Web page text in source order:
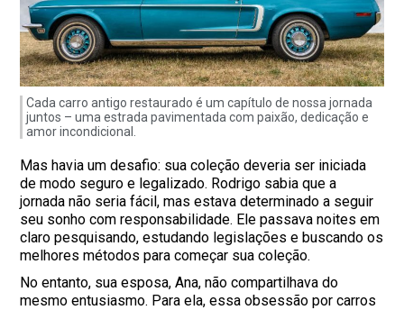
Cada carro antigo restaurado é um capítulo de nossa jornada
juntos – uma estrada pavimentada com paixão, dedicação e
amor incondicional.
Mas havia um desafio: sua coleção deveria ser iniciada
de modo seguro e legalizado. Rodrigo sabia que a
jornada não seria fácil, mas estava determinado a seguir
seu sonho com responsabilidade. Ele passava noites em
claro pesquisando, estudando legislações e buscando os
melhores métodos para começar sua coleção.
No entanto, sua esposa, Ana, não compartilhava do
mesmo entusiasmo. Para ela, essa obsessão por carros